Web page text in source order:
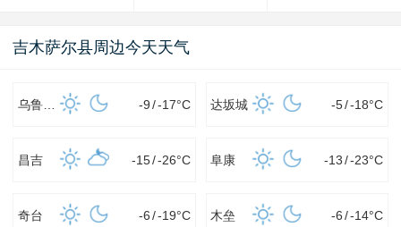
吉木萨尔县周边今天天气
乌鲁木齐 -9/-17°C 达坂城 -5/-18°C
昌吉 -15/-26°C 阜康 -13 /-23°C
奇台 -6/-19°C 木垒 -6 /-14°C